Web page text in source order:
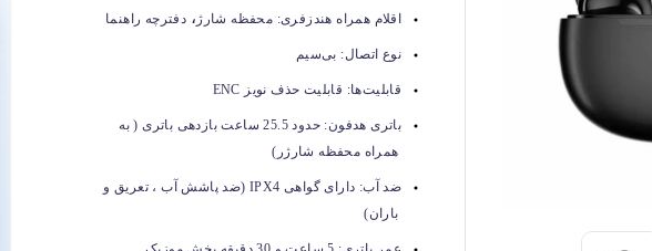
اقلام همراه هندزفری: محفظه شارژ ، دفترچه راهنما
نوع اتصال: بی‌سیم
قابلیت‌ها: قابلیت حذف نویز ENC
باتری هدفون:
حدود 25.5 ساعت بازدهی باتری ( به
همراه محفظه شارژر)
ضد آب:
دارای گواهی IPX4 (ضد پاشش آب ، تعریق و
باران)